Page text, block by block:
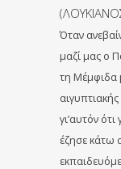
Όταν
μαζί μας ο
τη Μέμφιδα
γι’αυτόν
έζησε κάτω